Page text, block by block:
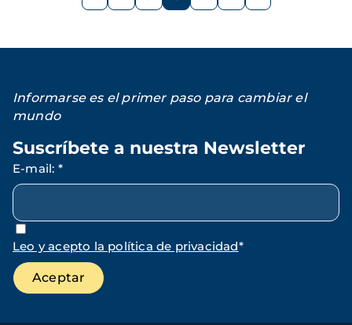
Informarse es el primer paso para cambiar el
mundo
Suscríbete a nuestra Newsletter
E-mail: *
Leo y acepto la política de privacidad*